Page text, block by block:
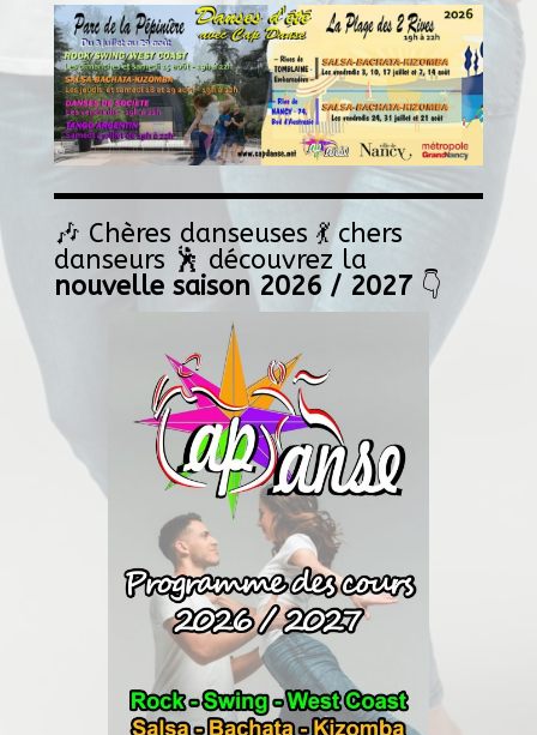
🎶 Chères danseuses 💃 chers
danseurs 🕺 découvrez la
nouvelle saison 2026 / 2027👇